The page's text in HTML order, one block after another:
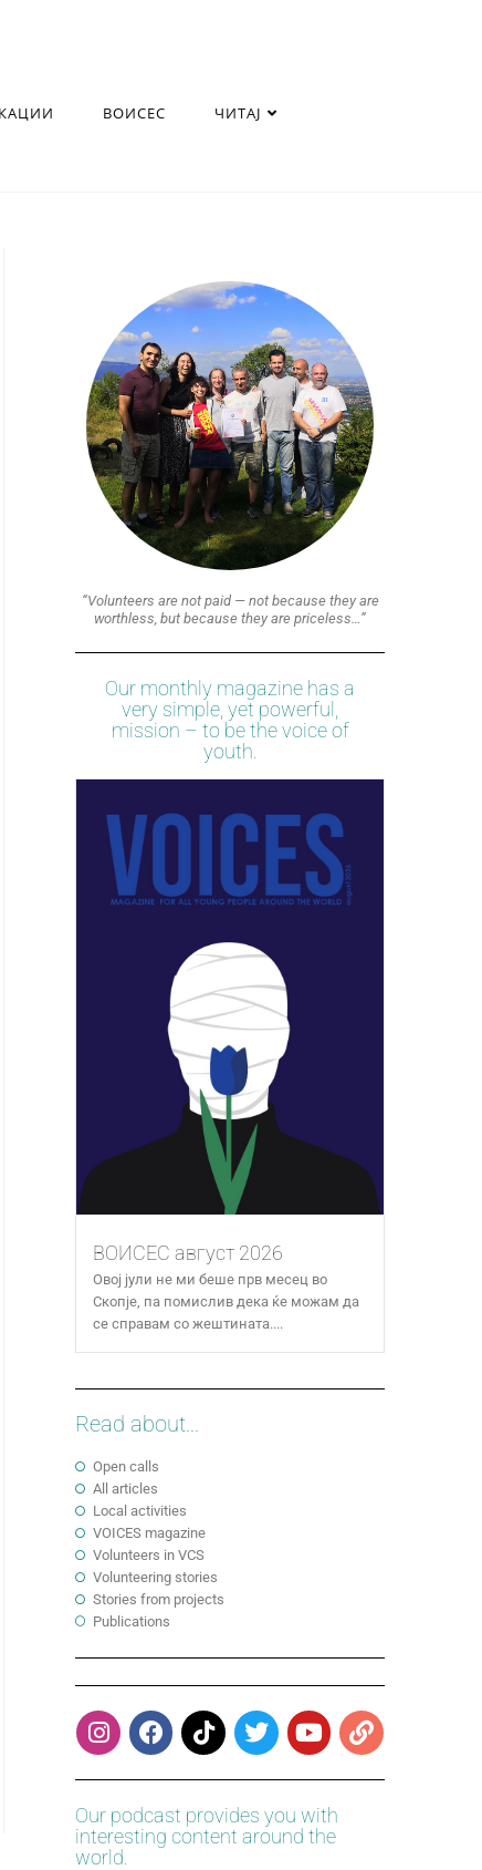
ВОИСЕС ЧИТАЈ
“Volunteers are not paid — not because they are
worthless, but because they are priceless…”
Our monthly magazine has a
very simple, yet powerful,
mission – to be the voice of
youth.
ВОИСЕС август 2026
Овој јули не ми беше прв месец во
Скопје, па помислив дека ќе можам да
се справам со жештината....
Read about...
Open calls
All articles
Local activities
VOICES magazine
Volunteers in VCS
Volunteering stories
Stories from projects
Publications
Our podcast provides you with
interesting content around the
world.